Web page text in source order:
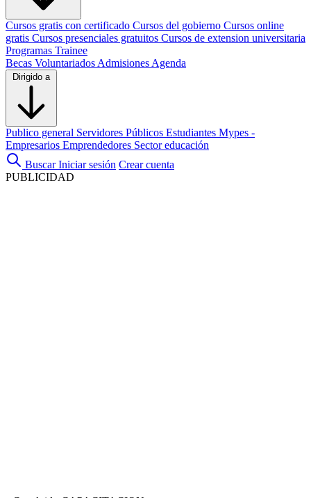
Cursos gratis con certificado Cursos del gobierno Cursos online
gratis Cursos presenciales gratuitos Cursos de extension universitaria
Programas Trainee
Becas Voluntariados Admisiones Agenda
Dirigido a
Publico general Servidores Públicos Estudiantes Mypes -
Empresarios Emprendedores Sector educación
Buscar Iniciar sesión Crear cuenta
PUBLICIDAD